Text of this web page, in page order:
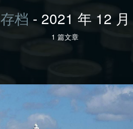
存档 - 2021 年 12 月
1 篇文章